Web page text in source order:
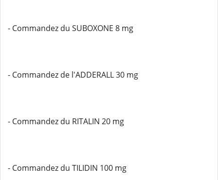
- Commandez du SUBOXONE 8 mg
- Commandez de l'ADDERALL 30 mg
- Commandez du RITALIN 20 mg
- Commandez du TILIDIN 100 mg